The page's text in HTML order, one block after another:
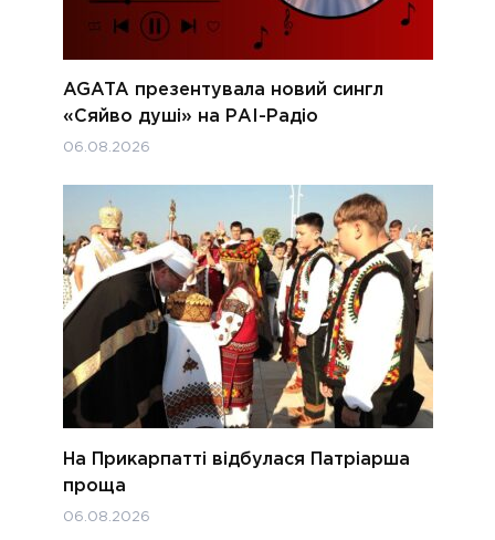
AGATA презентувала новий сингл
«Сяйво душі» на РАІ-Радіо
06.08.2026
На Прикарпатті відбулася Патріарша
проща
06.08.2026